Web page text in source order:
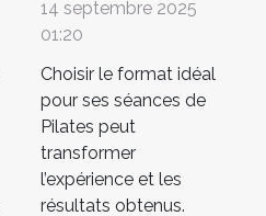
Pilates solo,
duo ou en
groupe ?
14 septembre 2025
01:20
Choisir le format idéal
pour ses séances de
Pilates peut
transformer
l’expérience et les
résultats obtenus.